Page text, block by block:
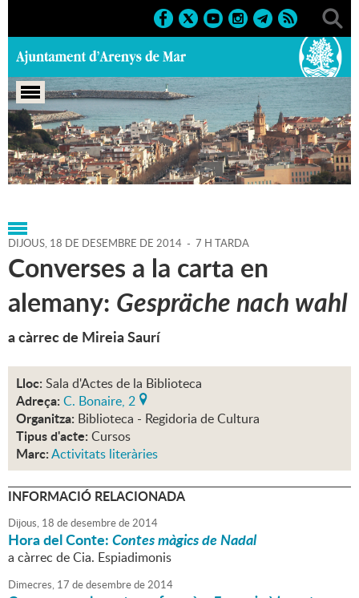
Portada > Agenda > 18-12-
2014 > Marcs > Culturals > 2014 > Activitats literàries
DIJOUS, 18 DE DESEMBRE DE 2014 - 7 H TARDA
Converses a la carta en
alemany: Gespräche nach wahl
a càrrec de Mireia Saurí
Lloc: Sala d'Actes de la Biblioteca
Adreça: C. Bonaire, 2
Organitza: Biblioteca - Regidoria de Cultura
Tipus d'acte: Cursos
Marc:Activitats literàries
INFORMACIÓ RELACIONADA
Dijous, 18 dedesembrede2014
Hora del Conte:Contes màgics de Nadal
a càrrec de Cia. Espiadimonis
Dimecres, 17 dedesembrede2014